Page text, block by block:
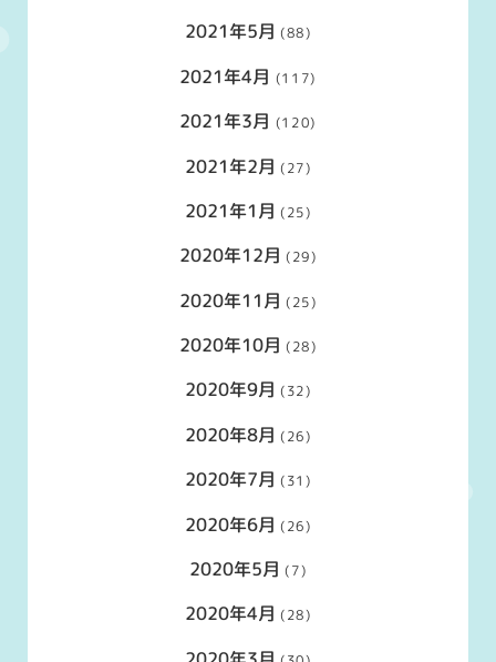
2021年5月 (88)
2021年4月 (117)
2021年3月 (120)
2021年2月 (27)
2021年1月 (25)
2020年12月 (29)
2020年11月 (25)
2020年10月 (28)
2020年9月 (32)
2020年8月 (26)
2020年7月 (31)
2020年6月 (26)
2020年5月 (7)
2020年4月 (28)